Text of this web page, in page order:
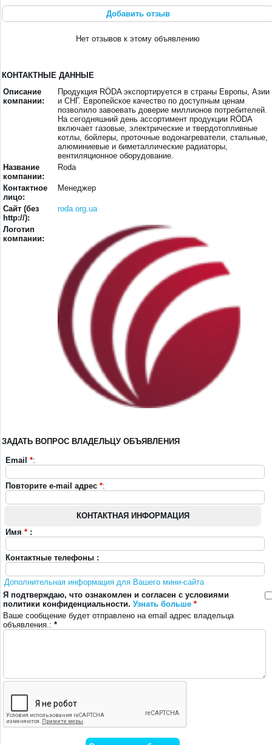
Добавить отзыв
Нет отзывов к этому объявлению
КОНТАКТНЫЕ ДАННЫЕ
Описание
компании:
Продукция RÖDA экспортируется в страны Европы, Азии
и СНГ. Европейское качество по доступным ценам
позволило завоевать доверие миллионов потребителей.
На сегодняшний день ассортимент продукции RÖDA
включает газовые, электрические и твердотопливные
котлы, бойлеры, проточные водонагреватели, стальные,
алюминиевые и биметаллические радиаторы,
вентиляционное оборудование.
Название
компании:
Roda
Контактное
лицо:
Менеджер
Сайт (без
http://):
roda.org.ua
Логотип
компании:
ЗАДАТЬ ВОПРОС ВЛАДЕЛЬЦУ ОБЪЯВЛЕНИЯ
Email *:
Повторите e-mail адрес *:
КОНТАКТНАЯ ИНФОРМАЦИЯ
Имя * :
Контактные телефоны :
Дополнительная информация для Вашего мини-сайта
Я подтверждаю, что ознакомлен и согласен с условиями
политики конфиденциальности. Узнать больше *
Ваше сообщение будет отправлено на email адрес владельца
объявления.: *